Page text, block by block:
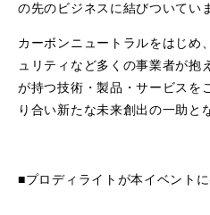
の先のビジネスに結びついてい
カーボンニュートラルをはじめ
ュリティなど多くの事業者が抱
が持つ技術・製品・サービスを
り合い新たな未来創出の一助と
■プロディライトが本イベント